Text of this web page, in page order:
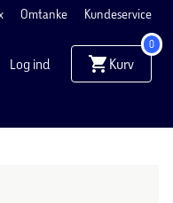
Omtanke Kundeservice
Log ind Kurv
0